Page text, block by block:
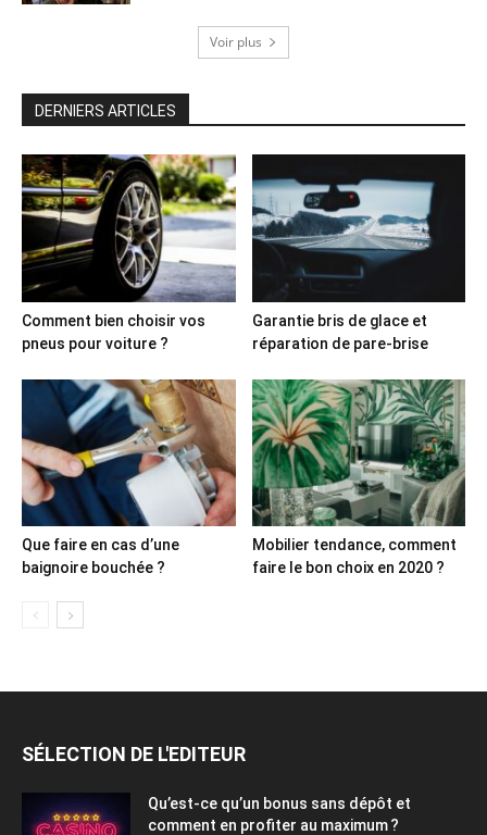
Voir plus
DERNIERS ARTICLES
Comment bien choisir vos
pneus pour voiture ?
Garantie bris de glace et
réparation de pare-brise
Que faire en cas d’une
baignoire bouchée ?
Mobilier tendance, comment
faire le bon choix en 2020 ?
SÉLECTION DE L'EDITEUR
Qu’est-ce qu’un bonus sans dépôt et
comment en profiter au maximum ?